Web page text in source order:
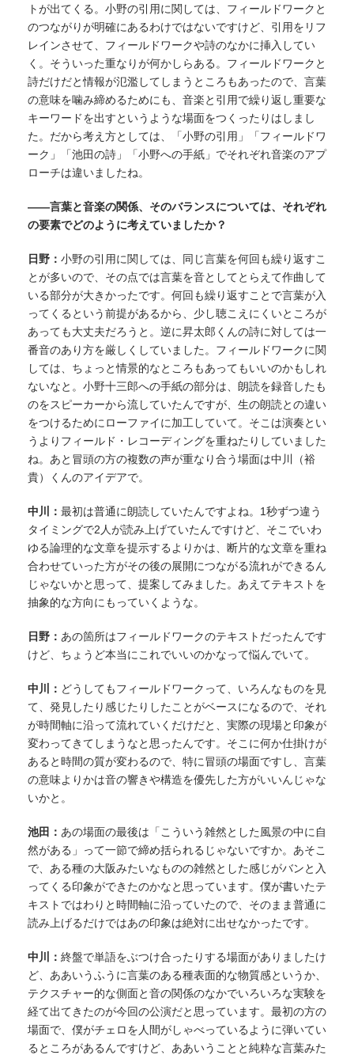
トが出てくる。小野の引用に関しては、フィールドワークと
のつながりが明確にあるわけではないですけど、引用をリフ
レインさせて、フィールドワークや詩のなかに挿入してい
く。そういった重なりが何かしらある。フィールドワークと
詩だけだと情報が氾濫してしまうところもあったので、言葉
の意味を噛み締めるためにも、音楽と引用で繰り返し重要な
キーワードを出すというような場面をつくったりはしまし
た。だから考え方としては、「小野の引用」「フィールドワ
ーク」「池田の詩」「小野への手紙」でそれぞれ音楽のアプ
ローチは違いましたね。
——言葉と音楽の関係、そのバランスについては、それぞれ
の要素でどのように考えていましたか？
日野： 小野の引用に関しては、同じ言葉を何回も繰り返すこ
とが多いので、その点では言葉を音としてとらえて作曲して
いる部分が大きかったです。何回も繰り返すことで言葉が入
ってくるという前提があるから、少し聴こえにくいところが
あっても大丈夫だろうと。逆に昇太郎くんの詩に対しては一
番音のあり方を厳しくしていました。フィールドワークに関
しては、ちょっと情景的なところもあってもいいのかもしれ
ないなと。小野十三郎への手紙の部分は、朗読を録音したも
のをスピーカーから流していたんですが、生の朗読との違い
をつけるためにローファイに加工していて。そこは演奏とい
うよりフィールド・レコーディングを重ねたりしていました
ね。あと冒頭の方の複数の声が重なり合う場面は中川（裕
貴）くんのアイデアで。
中川： 最初は普通に朗読していたんですよね。1秒ずつ違う
タイミングで2人が読み上げていたんですけど、そこでいわ
ゆる論理的な文章を提示するよりかは、断片的な文章を重ね
合わせていった方がその後の展開につながる流れができるん
じゃないかと思って、提案してみました。あえてテキストを
抽象的な方向にもっていくような。
日野： あの箇所はフィールドワークのテキストだったんです
けど、ちょうど本当にこれでいいのかなって悩んでいて。
中川： どうしてもフィールドワークって、いろんなものを見
て、発見したり感じたりしたことがベースになるので、それ
が時間軸に沿って流れていくだけだと、実際の現場と印象が
変わってきてしまうなと思ったんです。そこに何か仕掛けが
あると時間の質が変わるので、特に冒頭の場面ですし、言葉
の意味よりかは音の響きや構造を優先した方がいいんじゃな
いかと。
池田： あの場面の最後は「こういう雑然とした風景の中に自
然がある」って一節で締め括られるじゃないですか。あそこ
で、ある種の大阪みたいなものの雑然とした感じがバンと入
ってくる印象ができたのかなと思っています。僕が書いたテ
キストではわりと時間軸に沿っていたので、そのまま普通に
読み上げるだけではあの印象は絶対に出せなかったです。
中川： 終盤で単語をぶつけ合ったりする場面がありましたけ
ど、ああいうふうに言葉のある種表面的な物質感というか、
テクスチャー的な側面と音の関係のなかでいろいろな実験を
経て出てきたのが今回の公演だと思っています。最初の方の
場面で、僕がチェロを人間がしゃべっているように弾いてい
るところがあるんですけど、ああいうことと純粋な言葉みた